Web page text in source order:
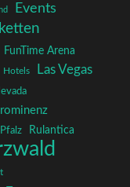
Events
FunTime Arena
Hotels
Las Vegas
Rulantica